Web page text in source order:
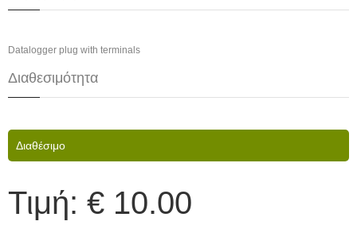
Datalogger plug with terminals
Διαθεσιμότητα
Διαθέσιμο
Τιμή: € 10.00